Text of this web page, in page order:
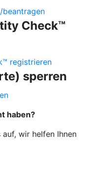
beantragen
Check™
registrieren
sperren
haben?
auf, wir helfen Ihnen